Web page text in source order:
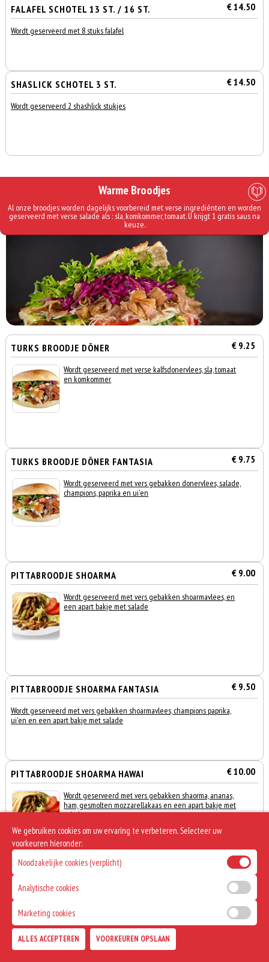
FALAFEL SCHOTEL 13 ST. / 16 ST. € 14.50
Wordt geserveerd met 8 stuks falafel
SHASLICK SCHOTEL 3 ST. € 14.50
Wordt geserveerd 2 shashlick stukjes
Warme Broodjes
Al onze broodjes worden dagelijks voorbereid met verse ingrediénten en worden
geserveerd met verse salade als : sla, komkommer, tomaat. U krijgt 1 gratis saus na
keuze.
TURKS BROODJE DÖNER € 9.25
Wordt geserveerd met verse kalfsdonervlees, sla, tomaat
en komkommer
TURKS BROODJE DÖNER FANTASIA € 9.75
Wordt geserveerd met vers gebakken donervlees, salade,
champions, paprika en ui'en
PITTABROODJE SHOARMA € 9.00
Wordt geserveerd met vers gebakken shoarmavlees, en
een apart bakje met salade
PITTABROODJE SHOARMA FANTASIA € 9.50
Wordt geserveerd met vers gebakken shoarmavlees, champions paprika,
ui'en en een apart bakje met salade
PITTABROODJE SHOARMA HAWAI € 10.00
Wordt geserveerd met vers gebakken shaorma, ananas,
ham, gesmolten mozzarellakaas en een apart bakje met
salade
TURKS BROODJE KIPDÖNER € 9.00
Wordt geserveerd met vers gebakken kipdoner en sla,
komkommer en tomaat
€ 0,00
We gebruiken cookies om uw ervaring te verbeteren. Selecteer uw
voorkeuren hieronder:
Noodzakelijke cookies (verplicht)
Analytische cookies
Marketing cookies
ALLES ACCEPTEREN VOORKEUREN OPSLAAN